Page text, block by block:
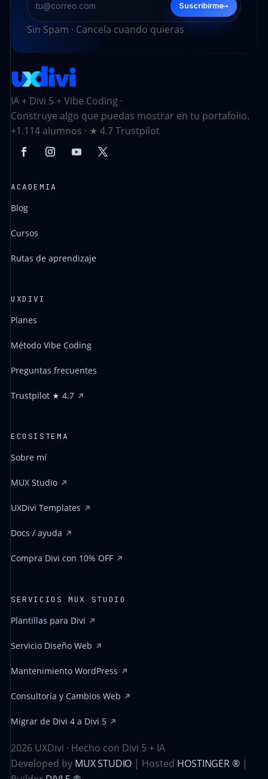
Suscribirme→
Sin Spam · Cancela cuando quieras
IA + Divi 5 + Vibe Coding ·
Construye algo que puedas mostrar en tu portafolio.
+1.114 alumnos · ★ 4.7 Trustpilot
ACADEMIA
Blog
Cursos
Rutas de aprendizaje
UXDIVI
Planes
Método Vibe Coding
Preguntas frecuentes
Trustpilot ★ 4.7
ECOSISTEMA
Sobre mí
MUX Studio
UXDivi Templates
Docs / ayuda
Compra Divi con 10% OFF
SERVICIOS MUX STUDIO
Plantillas para Divi
Servicio Diseño Web
Mantenimiento WordPress
Consultoría y Cambios Web
Migrar de Divi 4 a Divi 5
2026 UXDivi · Hecho con Divi 5 + IA
Developed by MUX STUDIO | Hosted HOSTINGER ®|